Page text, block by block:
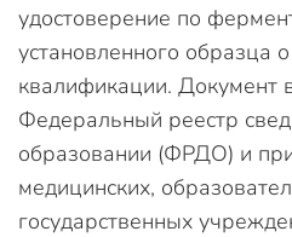
удостоверение по
установленного образца
квалификации. Документ
Федеральный реестр
образовании (ФРДО) и
медицинских,
государственных